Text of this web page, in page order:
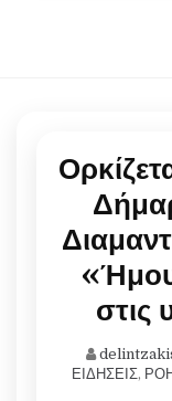
στις
ΕΙΔΗΣΕΙΣ,